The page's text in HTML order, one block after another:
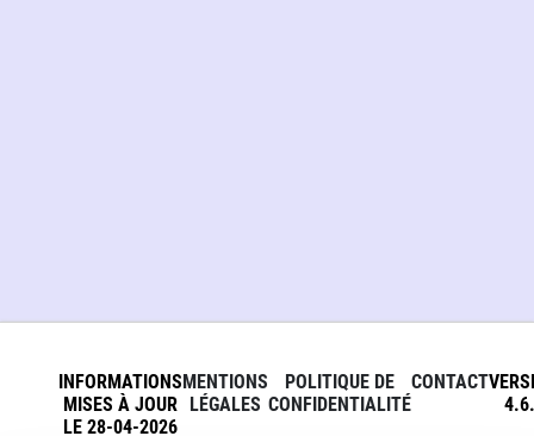
INFORMATIONS
MISES À JOUR
LE 28-04-2026
MENTIONS
LÉGALES
POLITIQUE DE
CONFIDENTIALITÉ
CONTACT